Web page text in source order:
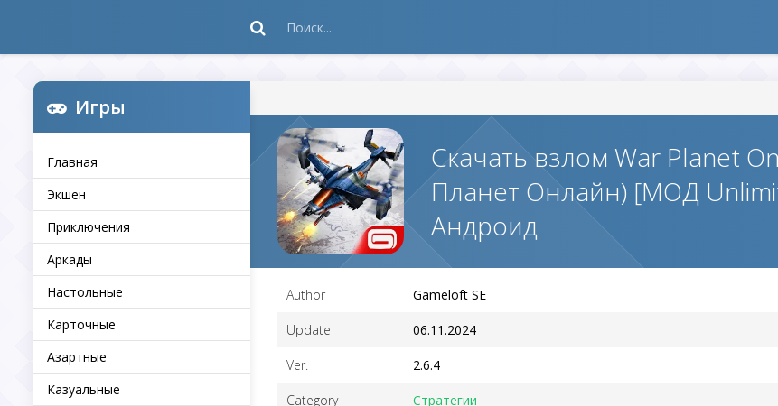
Игры
Главная
Экшен
Приключения
Аркады
Настольные
Карточные
Азартные
Казуальные
Скачать взлом War Planet
Планет Онлайн) [МОД
Андроид
Author Gameloft SE
Update 06.11.2024
Ver. 2.6.4
Category Стратегии